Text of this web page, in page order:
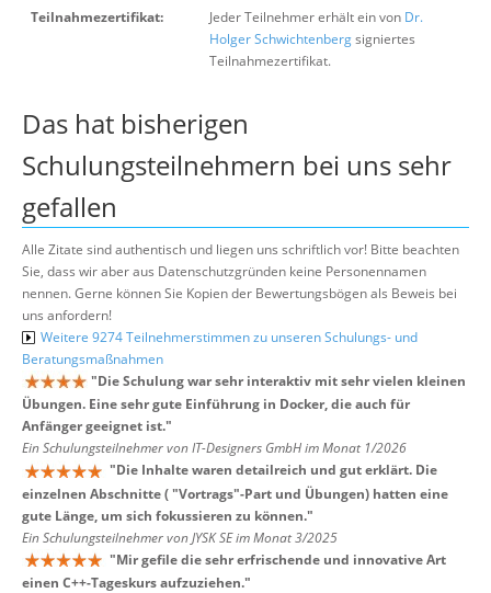
Teilnahmezertifikat: Jeder Teilnehmer erhält ein von Dr.
Holger Schwichtenbergsigniertes
Teilnahmezertifikat.
Das hat bisherigen
Schulungsteilnehmern bei uns sehr
gefallen
Alle Zitate sind authentisch und liegen uns schriftlich vor! Bitte beachten
Sie, dass wir aber aus Datenschutzgründen keine Personennamen
nennen. Gerne können Sie Kopien der Bewertungsbögen als Beweis bei
uns anfordern!
Weitere 9274 Teilnehmerstimmen zu unseren Schulungs- und
Beratungsmaßnahmen
"Die Schulung war sehr interaktiv mit sehr vielen kleinen
Übungen. Eine sehr gute Einführung in Docker, die auch für
Anfänger geeignet ist."
Ein Schulungsteilnehmer von IT-Designers GmbH im Monat 1/2026
"Die Inhalte waren detailreich und gut erklärt. Die
einzelnen Abschnitte ( "Vortrags"-Part und Übungen) hatten eine
gute Länge, um sich fokussieren zu können."
Ein Schulungsteilnehmer von JYSK SE im Monat 3/2025
"Mir gefile die sehr erfrischende und innovative Art
einen C++-Tageskurs aufzuziehen."